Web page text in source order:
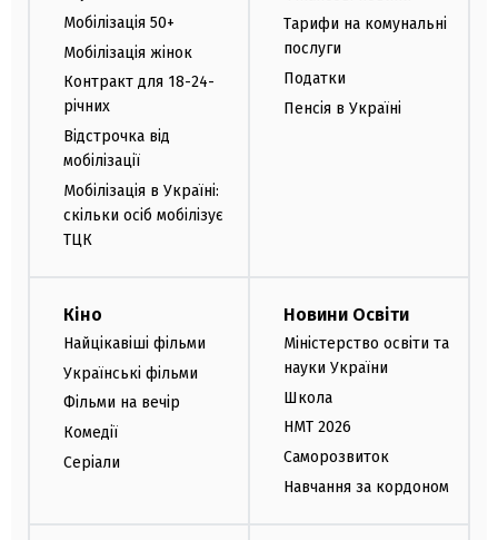
Мобілізація 50+
Мобілізація жінок
Контракт для 18-24-
річних
Відстрочка від
мобілізації
Мобілізація в Україні:
скільки осіб мобілізує
ТЦК
Тарифи на комунальні
послуги
Податки
Пенсія в Україні
Кіно
Найцікавіші фільми
Українські фільми
Фільми на вечір
Комедії
Серіали
Новини Освіти
Міністерство освіти та
науки України
Школа
НМТ 2026
Саморозвиток
Навчання за кордоном